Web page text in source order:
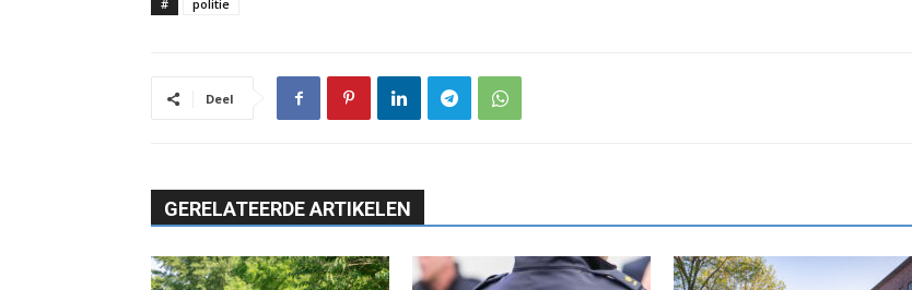
# politie
Deel
GERELATEERDE ARTIKELEN